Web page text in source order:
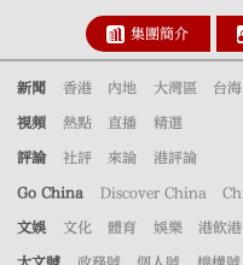
集團簡介
新聞 香港 內地 大灣區 台海
視頻 熱點 直播 精選
評論 社評 來論 港評論
Go China Discover China
文娛 文化 體育 娛樂 港飲